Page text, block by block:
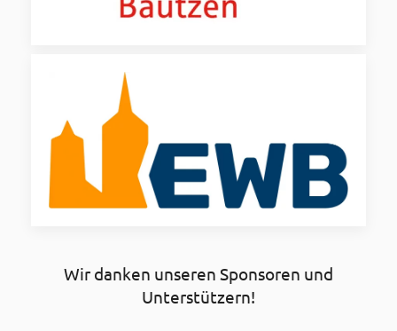
Wir danken unseren Sponsoren und
Unterstützern!